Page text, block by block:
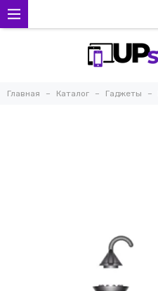
Главная Каталог Гаджеты